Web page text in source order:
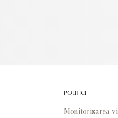
POLITICI
Monitorizarea